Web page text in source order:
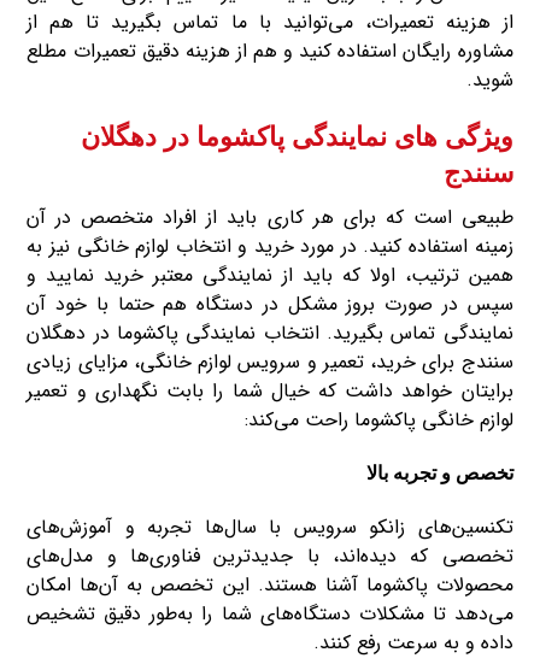
از هزینه تعمیرات، می‌توانید با ما تماس بگیرید تا هم از
مشاوره رایگان استفاده کنید و هم از هزینه دقیق تعمیرات مطلع
شوید.
ویژگی های نمایندگی پاکشوما در دهگلان
سنندج
طبیعی است که برای هر کاری باید از افراد متخصص در آن
زمینه استفاده کنید. در مورد خرید و انتخاب لوازم خانگی نیز به
همین ترتیب، اولا که باید از نمایندگی معتبر خرید نمایید و
سپس در صورت بروز مشکل در دستگاه هم حتما با خود آن
نمایندگی تماس بگیرید. انتخاب نمایندگی پاکشوما در دهگلان
سنندج برای خرید، تعمیر و سرویس لوازم خانگی، مزایای زیادی
برایتان خواهد داشت که خیال شما را بابت نگهداری و تعمیر
لوازم خانگی پاکشوما راحت می‌کند:
تخصص و تجربه بالا
تکنسین‌های زانکو سرویس با سال‌ها تجربه و آموزش‌های
تخصصی که دیده‌اند، با جدیدترین فناوری‌ها و مدل‌های
محصولات پاکشوما آشنا هستند. این تخصص به آن‌ها امکان
می‌دهد تا مشکلات دستگاه‌های شما را به‌طور دقیق تشخیص
داده و به ‌سرعت رفع کنند.